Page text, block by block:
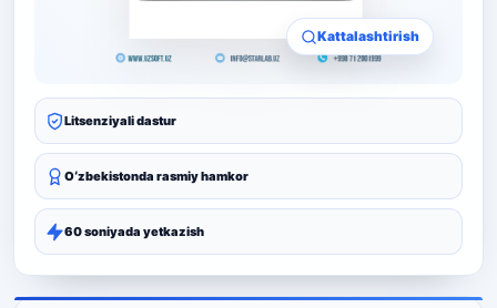
Kattalashtirish
Litsenziyali dastur
Oʻzbekistonda rasmiy hamkor
60 soniyada yetkazish